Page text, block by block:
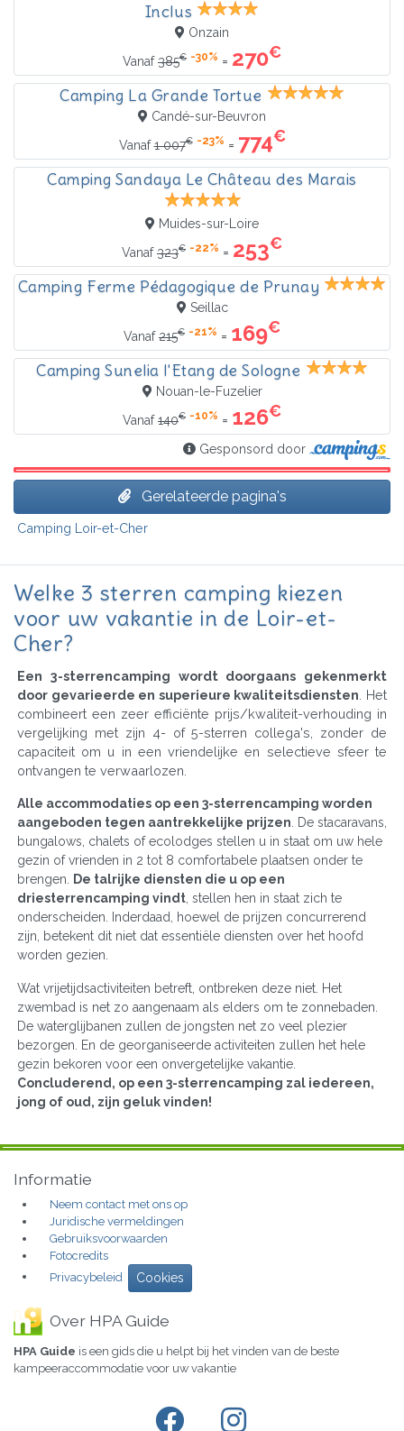
Inclus
Onzain
Vanaf385€ -30% = 270€
Camping La Grande Tortue
Candé-sur-Beuvron
Vanaf1 007€ -23% = 774€
Camping Sandaya Le Château des Marais
Muides-sur-Loire
Vanaf323€ -22% = 253€
Camping Ferme Pédagogique de Prunay
Seillac
Vanaf215€ -21% = 169€
Camping Sunelia l'Etang de Sologne
Nouan-le-Fuzelier
Vanaf140€ -10% = 126€
Gesponsord door
Gerelateerde pagina's
Camping Loir-et-Cher
Welke 3 sterren camping kiezen
voor uw vakantie in de Loir-et-
Cher?
Een 3-sterrencamping wordt doorgaans gekenmerkt
door gevarieerde en superieure kwaliteitsdiensten . Het
combineert een zeer efficiënte prijs/kwaliteit-verhouding in
vergelijking met zijn 4- of 5-sterren collega's, zonder de
capaciteit om u in een vriendelijke en selectieve sfeer te
ontvangen te verwaarlozen.
Alle accommodaties op een 3-sterrencamping worden
aangeboden tegen aantrekkelijke prijzen. De stacaravans,
bungalows, chalets of ecolodges stellen u in staat om uw hele
gezin of vrienden in 2 tot 8 comfortabele plaatsen onder te
brengen. De talrijke diensten die u op een
driesterrencamping vindt, stellen hen in staat zich te
onderscheiden. Inderdaad, hoewel de prijzen concurrerend
zijn, betekent dit niet dat essentiële diensten over het hoofd
worden gezien.
Wat vrijetijdsactiviteiten betreft, ontbreken deze niet. Het
zwembad is net zo aangenaam als elders om te zonnebaden.
De waterglijbanen zullen de jongsten net zo veel plezier
bezorgen. En de georganiseerde activiteiten zullen het hele
gezin bekoren voor een onvergetelijke vakantie.
Concluderend, op een 3-sterrencamping zal iedereen,
jong of oud, zijn geluk vinden!
Informatie
Neem contact met ons op
Juridische vermeldingen
Gebruiksvoorwaarden
Fotocredits
Privacybeleid
Cookies
Over HPA Guide
HPA Guide is een gids die u helpt bij het vinden van de beste
kampeeraccommodatie voor uw vakantie